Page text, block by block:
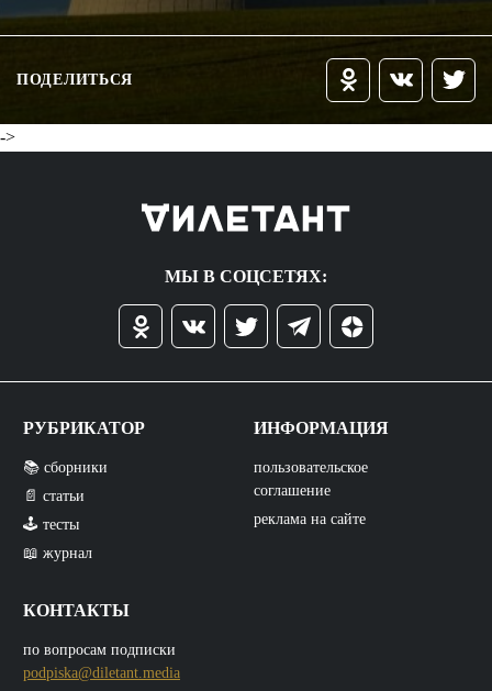
ПОДЕЛИТЬСЯ
->
МЫ В СОЦСЕТЯХ:
РУБРИКАТОР
📚 сборники
📄 статьи
🕹️ тесты
📖 журнал
КОНТАКТЫ
по вопросам подписки
podpiska@diletant.media
ИНФОРМАЦИЯ
пользовательское
соглашение
реклама на сайте